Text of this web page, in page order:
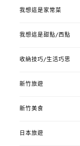
我想這是家常菜
我想這是甜點/西點
收納技巧/生活巧思
新竹旅遊
新竹美食
日本旅遊